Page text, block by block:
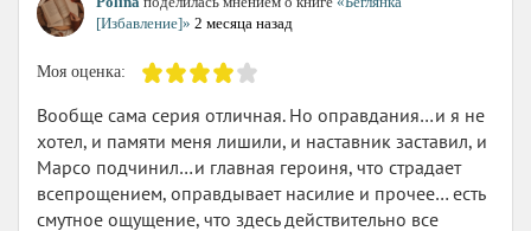
[Избавление]» 2 месяца назад
Моя оценка:
Вообще сама серия отличная. Но оправдания…и я не
хотел, и памяти меня лишили, и наставник заставил, и
Марсо подчинил…и главная героиня, что страдает
всепрощением, оправдывает насилие и прочее… есть
смутное ощущение, что здесь действительно все